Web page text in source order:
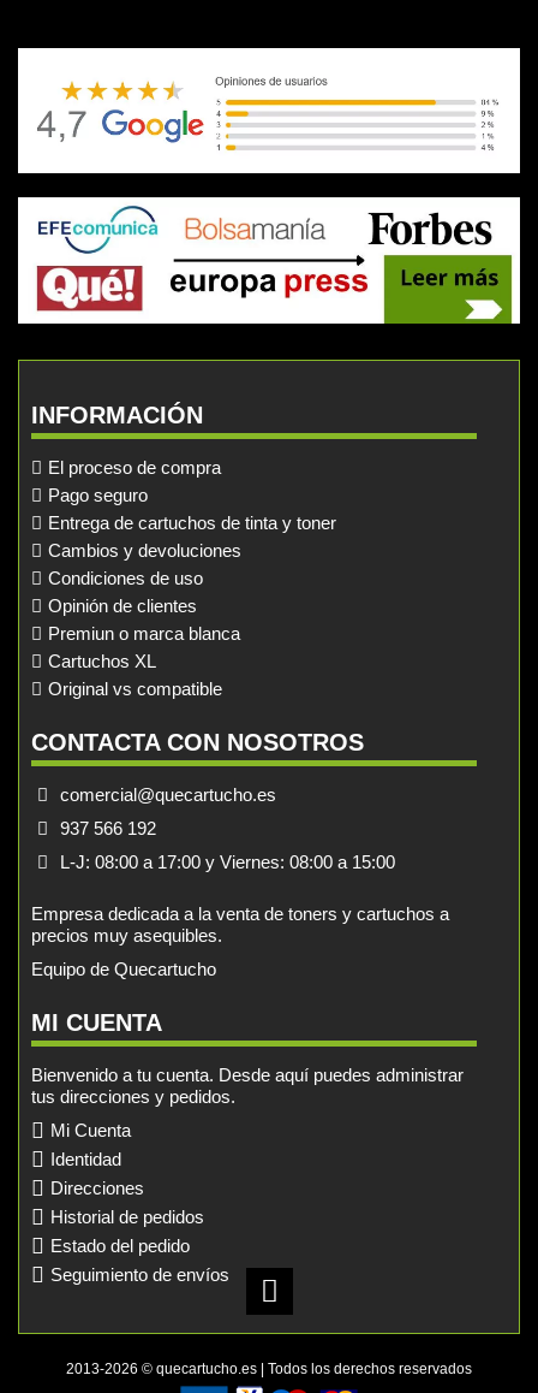
INFORMACIÓN
El proceso de compra
Pago seguro
Entrega de cartuchos de tinta y toner
Cambios y devoluciones
Condiciones de uso
Opinión de clientes
Premiun o marca blanca
Cartuchos XL
Original vs compatible
CONTACTA CON NOSOTROS
comercial@quecartucho.es
937 566 192
L-J: 08:00 a 17:00 y Viernes: 08:00 a 15:00
Empresa dedicada a la venta de toners y cartuchos a
precios muy asequibles.
Equipo de Quecartucho
MI CUENTA
Bienvenido a tu cuenta. Desde aquí puedes administrar
tus direcciones y pedidos.
Mi Cuenta
Identidad
Direcciones
Historial de pedidos
Estado del pedido
Seguimiento de envíos
2013-2026 © quecartucho.es | Todos los derechos reservados